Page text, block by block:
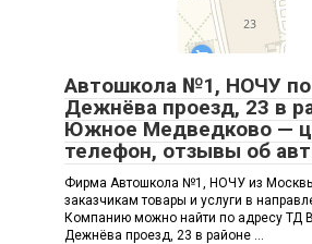
Автошкола №1, НОЧУ по
Дежнёва проезд, 23 в
Южное Медведково —
телефон, отзывы об
Фирма Автошкола №1, НОЧУ из
заказчикам товары и услуги в
Компанию можно найти по адресу ТД
Дежнёва проезд, 23 в районе ...